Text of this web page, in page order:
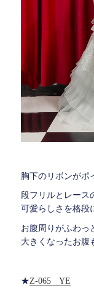
胸下のリボンがポ
段フリルとレース
可愛らしさを格
お腹周りがふわっ
大きくなったお
★Z-065 YE